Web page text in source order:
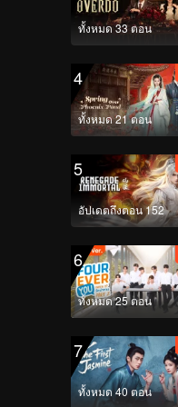
ทั้งหมด 33 ตอน
4
ทั้งหมด 21 ตอน
5
อัปเดตถึงตอน 152
6
ทั้งหมด 25 ตอน
7
ทั้งหมด 40 ตอน